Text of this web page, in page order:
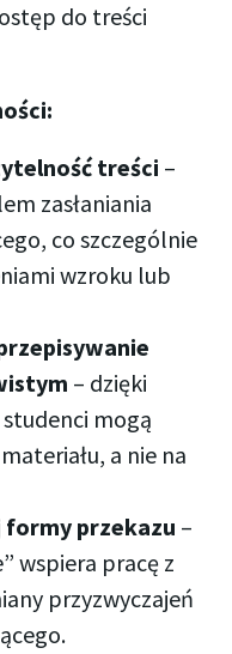
do treści
treści –
zasłaniania
co szczególnie
wzroku lub
– dzięki
mogą
a nie na
przekazu –
wspiera pracę z
przyzwyczajeń